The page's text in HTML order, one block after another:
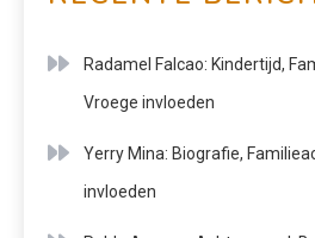
Radamel Falcao: Kindertijd,
Vroege invloeden
Yerry Mina: Biografie,
invloeden